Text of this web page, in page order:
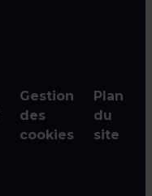
Gestion
des
cookies
Plan
du
site